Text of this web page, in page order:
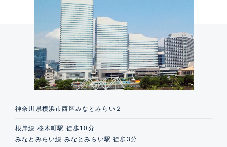
神奈川県横浜市西区みなとみらい２
根岸線 桜木町駅 徒歩10分
みなとみらい線 みなとみらい駅 徒歩3分